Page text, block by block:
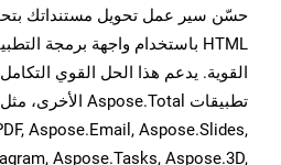
القوية. يدعم هذا الحل القوي
Aspose.Email, Aspose.Slides,
Aspose.Tasks, Aspose.3D,